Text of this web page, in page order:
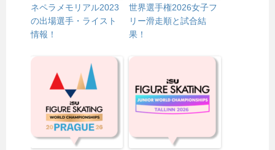
ネペラメモリアル2023
の出場選手・ライスト
情報！
世界選手権2026女子フ
リー滑走順と試合結
果！